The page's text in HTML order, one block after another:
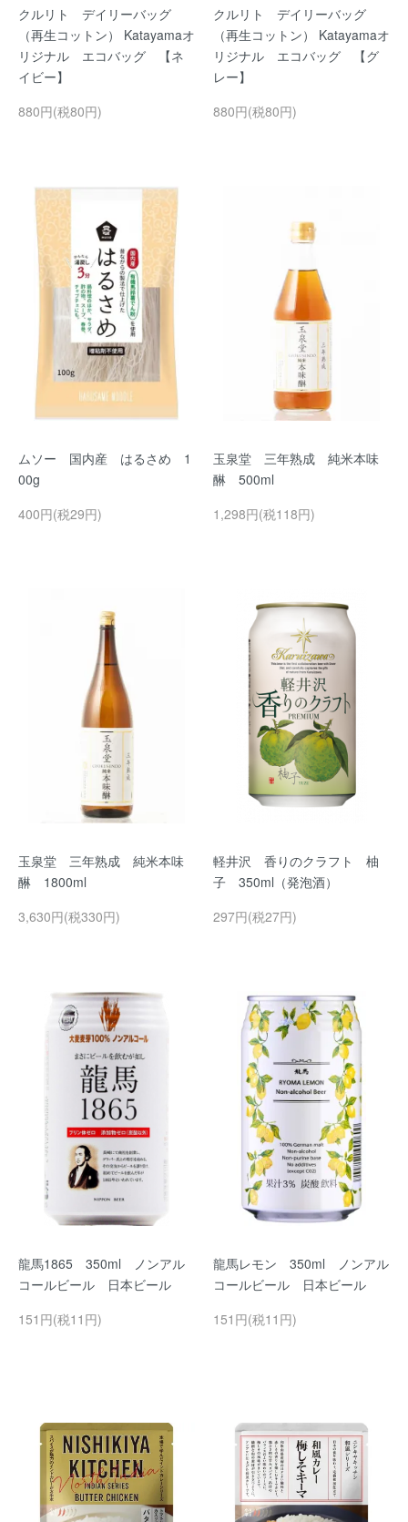
クルリト デイリーバッグ
（再生コットン） Katayamaオ
リジナル エコバッグ 【ネ
イビー】
880円(税80円)
クルリト デイリーバッグ
（再生コットン） Katayamaオ
リジナル エコバッグ 【グ
レー】
880円(税80円)
ムソー 国内産 はるさめ 1
00g
400円(税29円)
玉泉堂 三年熟成 純米本味
醂 500ml
1,298円(税118円)
玉泉堂 三年熟成 純米本味
醂 1800ml
3,630円(税330円)
軽井沢 香りのクラフト 柚
子 350ml（発泡酒）
297円(税27円)
龍馬1865 350ml ノンアル
コールビール 日本ビール
151円(税11円)
龍馬レモン 350ml ノンアル
コールビール 日本ビール
151円(税11円)